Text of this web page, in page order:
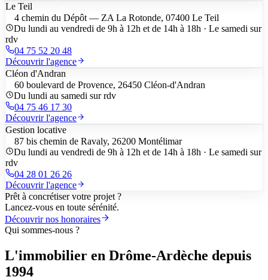
Le Teil
4 chemin du Dépôt — ZA La Rotonde, 07400 Le Teil
Du lundi au vendredi de 9h à 12h et de 14h à 18h · Le samedi sur
rdv
04 75 52 20 48
Découvrir l'agence
Cléon d'Andran
60 boulevard de Provence, 26450 Cléon-d'Andran
Du lundi au samedi sur rdv
04 75 46 17 30
Découvrir l'agence
Gestion locative
87 bis chemin de Ravaly, 26200 Montélimar
Du lundi au vendredi de 9h à 12h et de 14h à 18h · Le samedi sur
rdv
04 28 01 26 26
Découvrir l'agence
Prêt à concrétiser votre projet ?
Lancez-vous en toute sérénité.
Découvrir nos honoraires
Qui sommes-nous ?
L'immobilier en Drôme-Ardèche depuis
1994